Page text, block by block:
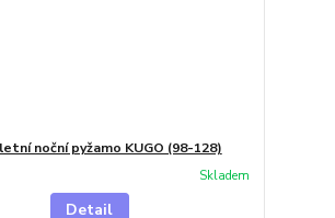
noční pyžamo KUGO (98-128)
Skladem
Detail